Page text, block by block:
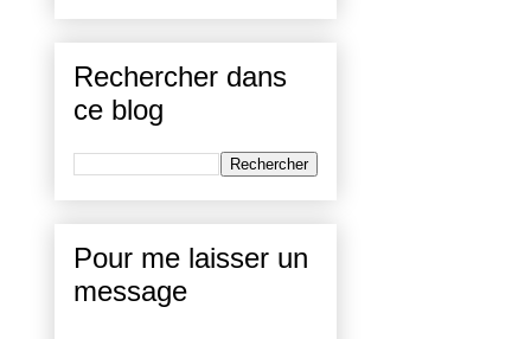
Rechercher dans
ce blog
Pour me laisser un
message